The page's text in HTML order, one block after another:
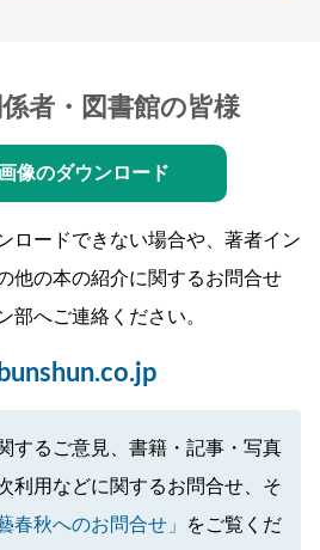
者・図書館の皆様
像のダウンロード
ロードできない場合や、著者イン
他の本の紹介に関するお問合せ
部へご連絡ください。
するご意見、書籍・記事・写真
利用などに関するお問合せ、そ
春秋へのお問合せ」
をご覧くだ